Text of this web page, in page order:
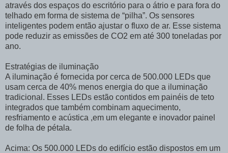
através dos espaços do escritório para o átrio e para fora do
telhado em forma de sistema de “pilha”. Os sensores
inteligentes podem então ajustar o fluxo de ar. Esse sistema
pode reduzir as emissões de CO2 em até 300 toneladas por
ano.
Estratégias de iluminação
A iluminação é fornecida por cerca de 500.000 LEDs que
usam cerca de 40% menos energia do que a iluminação
tradicional. Esses LEDs estão contidos em painéis de teto
integrados que também combinam aquecimento,
resfriamento e acústica ,em um elegante e inovador painel
de folha de pétala.
Acima: Os 500.000 LEDs do edifício estão dispostos em um